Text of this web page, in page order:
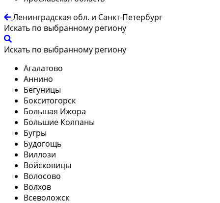
Ленинградская обл. и Санкт-Петербург
Искать по выбранному региону
Искать по выбранному региону
Агалатово
Аннино
Бегуницы
Бокситогорск
Большая Ижора
Большие Колпаны
Бугры
Будогощь
Виллози
Войсковицы
Волосово
Волхов
Всеволожск